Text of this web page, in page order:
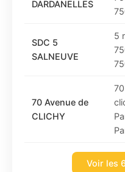
DARDANELLES
SDC 5
SALNEUVE
5
70 Avenue de
CLICHY
Voir les